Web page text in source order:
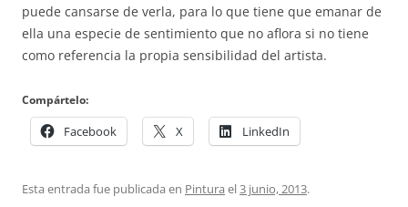
puede cansarse de verla, para lo que tiene que emanar de
ella una especie de sentimiento que no aflora si no tiene
como referencia la propia sensibilidad del artista.
Compártelo:
Facebook X LinkedIn
Esta entrada fue publicada en Pintura el3 junio, 2013.